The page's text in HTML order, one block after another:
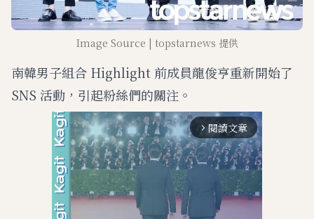
Image Source | topstarnews 提供
南韓男子組合 Highlight 前成員龍俊亨重新開始了
SNS 活動，引起粉絲們的關注。
arrow_forward_ios 閱讀文章